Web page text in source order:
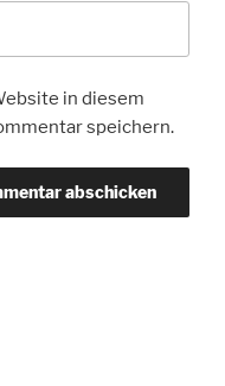
in diesem
speichern.